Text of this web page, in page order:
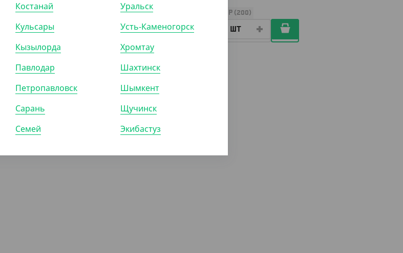
КОР (200)
Костанай
Кульсары
Кызылорда
Павлодар
Петропавловск
Сарань
Семей
Уральск
Усть-Каменогорск
Хромтау
Шахтинск
Шымкент
Щучинск
Экибастуз